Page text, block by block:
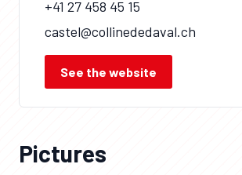
+41 27 458 45 15
castel@collinededaval.ch
See the website
Pictures